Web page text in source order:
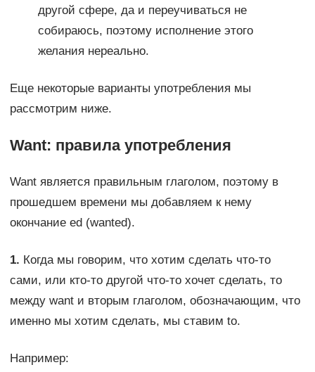
другой сфере, да и переучиваться не
собираюсь, поэтому исполнение этого
желания нереально.
Еще некоторые варианты употребления мы
рассмотрим ниже.
Want: правила употребления
Want является правильным глаголом, поэтому в
прошедшем времени мы добавляем к нему
окончание ed (wanted).
1. Когда мы говорим, что хотим сделать что-то
сами, или кто-то другой что-то хочет сделать, то
между want и вторым глаголом, обозначающим, что
именно мы хотим сделать, мы ставим to.
Например: